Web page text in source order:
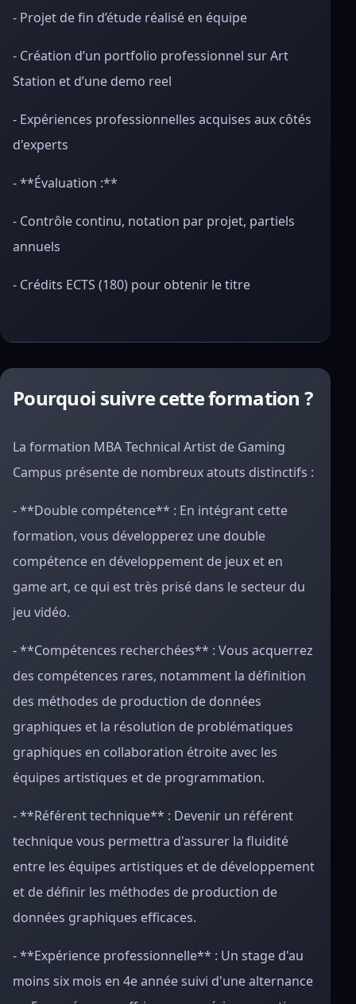
- Projet de fin d’étude réalisé en équipe
- Création d’un portfolio professionnel sur Art
Station et d’une demo reel
- Expériences professionnelles acquises aux côtés
d'experts
- **Évaluation :**
- Contrôle continu, notation par projet, partiels
annuels
- Crédits ECTS (180) pour obtenir le titre
Pourquoi suivre cette formation ?
La formation MBA Technical Artist de Gaming
Campus présente de nombreux atouts distinctifs :
- **Double compétence** : En intégrant cette
formation, vous développerez une double
compétence en développement de jeux et en
game art, ce qui est très prisé dans le secteur du
jeu vidéo.
- **Compétences recherchées** : Vous acquerrez
des compétences rares, notamment la définition
des méthodes de production de données
graphiques et la résolution de problématiques
graphiques en collaboration étroite avec les
équipes artistiques et de programmation.
- **Référent technique** : Devenir un référent
technique vous permettra d'assurer la fluidité
entre les équipes artistiques et de développement
et de définir les méthodes de production de
données graphiques efficaces.
- **Expérience professionnelle** : Un stage d'au
moins six mois en 4e année suivi d'une alternance